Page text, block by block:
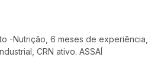
-Nutrição, 6 meses de experiência,
CRN ativo. ASSAÍ